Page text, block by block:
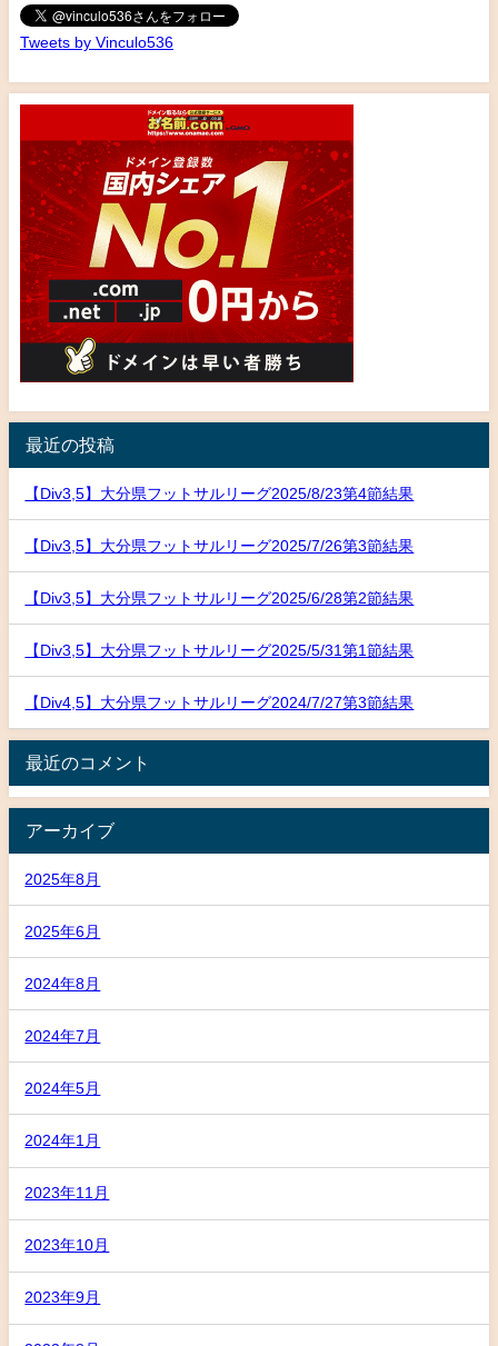
Tweets by Vinculo536
最近の投稿
【Div3,5】大分県フットサルリーグ2025/8/23第4節結果
【Div3,5】大分県フットサルリーグ2025/7/26第3節結果
【Div3,5】大分県フットサルリーグ2025/6/28第2節結果
【Div3,5】大分県フットサルリーグ2025/5/31第1節結果
【Div4,5】大分県フットサルリーグ2024/7/27第3節結果
最近のコメント
アーカイブ
2025年8月
2025年6月
2024年8月
2024年7月
2024年5月
2024年1月
2023年11月
2023年10月
2023年9月